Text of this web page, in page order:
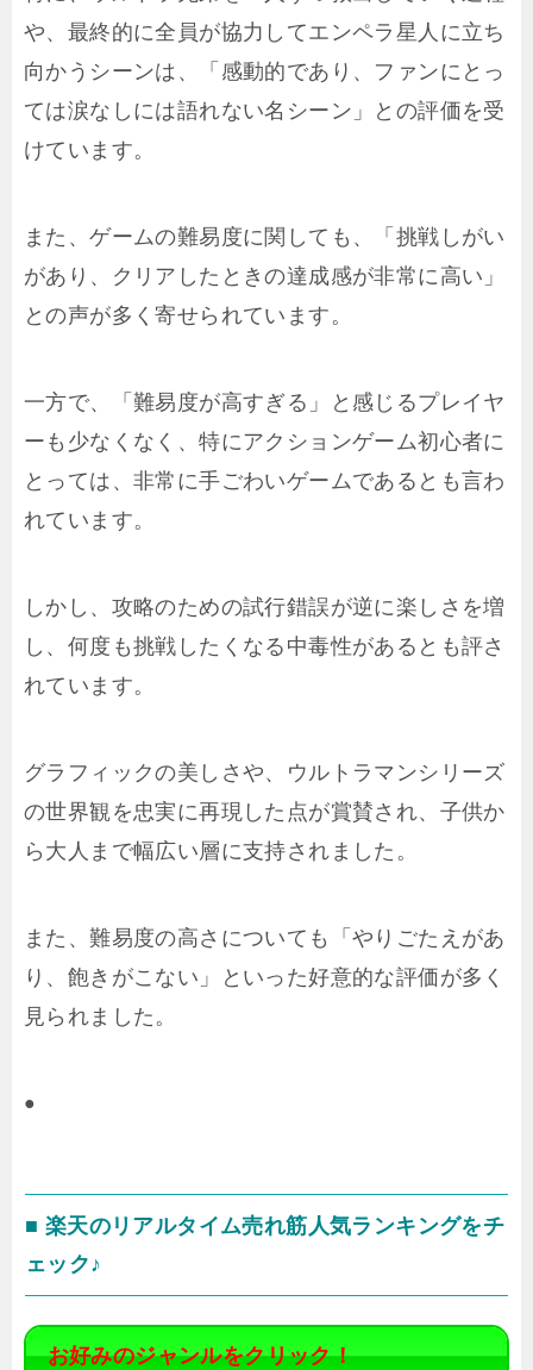
や、最終的に全員が協力してエンペラ星人に立ち
向かうシーンは、「感動的であり、ファンにとっ
ては涙なしには語れない名シーン」との評価を受
けています。
また、ゲームの難易度に関しても、「挑戦しがい
があり、クリアしたときの達成感が非常に高い」
との声が多く寄せられています。
一方で、「難易度が高すぎる」と感じるプレイヤ
ーも少なくなく、特にアクションゲーム初心者に
とっては、非常に手ごわいゲームであるとも言わ
れています。
しかし、攻略のための試行錯誤が逆に楽しさを増
し、何度も挑戦したくなる中毒性があるとも評さ
れています。
グラフィックの美しさや、ウルトラマンシリーズ
の世界観を忠実に再現した点が賞賛され、子供か
ら大人まで幅広い層に支持されました。
また、難易度の高さについても「やりごたえがあ
り、飽きがこない」といった好意的な評価が多く
見られました。
●
■ 楽天のリアルタイム売れ筋人気ランキングをチ
ェック♪
お好みのジャンルをクリック！